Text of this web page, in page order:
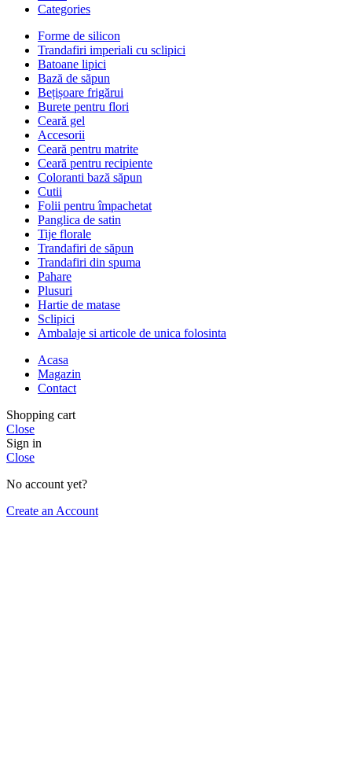
Categories
Forme de silicon
Trandafiri imperiali cu sclipici
Batoane lipici
Bază de săpun
Bețișoare frigărui
Burete pentru flori
Ceară gel
Accesorii
Ceară pentru matrite
Ceară pentru recipiente
Coloranti bază săpun
Cutii
Folii pentru împachetat
Panglica de satin
Tije florale
Trandafiri de săpun
Trandafiri din spuma
Pahare
Plusuri
Hartie de matase
Sclipici
Ambalaje si articole de unica folosinta
Acasa
Magazin
Contact
Shopping cart
Close
Sign in
Close
No account yet?
Create an Account